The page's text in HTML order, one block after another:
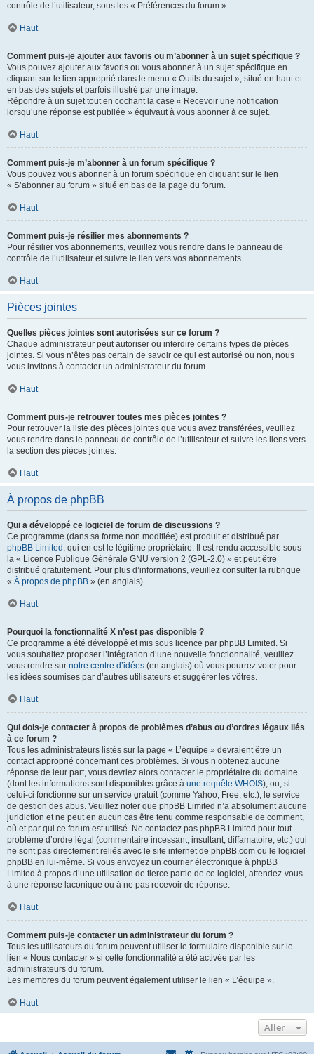
contrôle de l’utilisateur, sous les « Préférences du forum ».
Haut
Comment puis-je ajouter aux favoris ou m’abonner à un sujet spécifique ?
Vous pouvez ajouter aux favoris ou vous abonner à un sujet spécifique en
cliquant sur le lien approprié dans le menu « Outils du sujet », situé en haut et
en bas des sujets et parfois illustré par une image.
Répondre à un sujet tout en cochant la case « Recevoir une notification
lorsqu’une réponse est publiée » équivaut à vous abonner à ce sujet.
Haut
Comment puis-je m’abonner à un forum spécifique ?
Vous pouvez vous abonner à un forum spécifique en cliquant sur le lien
« S’abonner au forum » situé en bas de la page du forum.
Haut
Comment puis-je résilier mes abonnements ?
Pour résilier vos abonnements, veuillez vous rendre dans le panneau de
contrôle de l’utilisateur et suivre le lien vers vos abonnements.
Haut
Pièces jointes
Quelles pièces jointes sont autorisées sur ce forum ?
Chaque administrateur peut autoriser ou interdire certains types de pièces
jointes. Si vous n’êtes pas certain de savoir ce qui est autorisé ou non, nous
vous invitons à contacter un administrateur du forum.
Haut
Comment puis-je retrouver toutes mes pièces jointes ?
Pour retrouver la liste des pièces jointes que vous avez transférées, veuillez
vous rendre dans le panneau de contrôle de l’utilisateur et suivre les liens vers
la section des pièces jointes.
Haut
À propos de phpBB
Qui a développé ce logiciel de forum de discussions ?
Ce programme (dans sa forme non modifiée) est produit et distribué par
phpBB Limited , qui en est le légitime propriétaire. Il est rendu accessible sous
la « Licence Publique Générale GNU version 2 (GPL-2.0) » et peut être
distribué gratuitement. Pour plus d’informations, veuillez consulter la rubrique
« À propos de phpBB » (en anglais).
Haut
Pourquoi la fonctionnalité X n’est pas disponible ?
Ce programme a été développé et mis sous licence par phpBB Limited. Si
vous souhaitez proposer l’intégration d’une nouvelle fonctionnalité, veuillez
vous rendre sur notre centre d’idées (en anglais) où vous pourrez voter pour
les idées soumises par d’autres utilisateurs et suggérer les vôtres.
Haut
Qui dois-je contacter à propos de problèmes d’abus ou d’ordres légaux liés
à ce forum ?
Tous les administrateurs listés sur la page « L’équipe » devraient être un
contact approprié concernant ces problèmes. Si vous n’obtenez aucune
réponse de leur part, vous devriez alors contacter le propriétaire du domaine
(dont les informations sont disponibles grâce à une requête WHOIS), ou, si
celui-ci fonctionne sur un service gratuit (comme Yahoo, Free, etc.), le service
de gestion des abus. Veuillez noter que phpBB Limited n’a absolument aucune
juridiction et ne peut en aucun cas être tenu comme responsable de comment,
où et par qui ce forum est utilisé. Ne contactez pas phpBB Limited pour tout
problème d’ordre légal (commentaire incessant, insultant, diffamatoire, etc.) qui
ne sont pas directement reliés avec le site internet de phpBB.com ou le logiciel
phpBB en lui-même. Si vous envoyez un courrier électronique à phpBB
Limited à propos d’une utilisation de tierce partie de ce logiciel, attendez-vous
à une réponse laconique ou à ne pas recevoir de réponse.
Haut
Comment puis-je contacter un administrateur du forum ?
Tous les utilisateurs du forum peuvent utiliser le formulaire disponible sur le
lien « Nous contacter » si cette fonctionnalité a été activée par les
administrateurs du forum.
Les membres du forum peuvent également utiliser le lien « L’équipe ».
Haut
Aller